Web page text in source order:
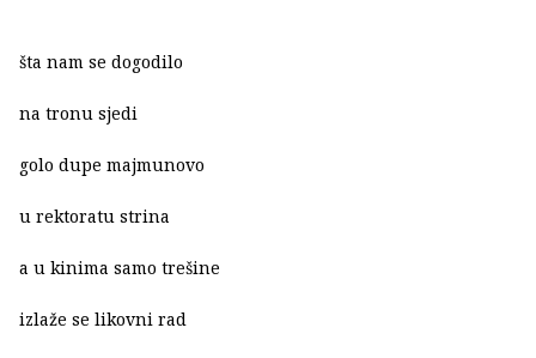
šta nam se dogodilo
na tronu sjedi
golo dupe majmunovo
u rektoratu strina
a u kinima samo trešine
izlaže se likovni rad